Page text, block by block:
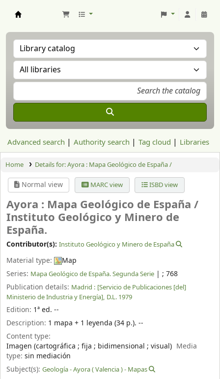
Advanced search Authority search Tag cloud Libraries
Home Details for:Ayora : Mapa Geológico de España /
Normal view MARC view ISBD view
Ayora : Mapa Geológico de España /
Instituto Geológico y Minero de
España.
Contributor(s): Instituto Geológico y Minero de España
Material type:
Map
Series: Mapa Geológico de España. Segunda Serie | ; 768
Publication details: Madrid : [Servicio de Publicaciones [del]
Ministerio de Industria y Energía], D.L. 1979
Edition: 1ª ed. --
Description: 1 mapa + 1 leyenda (34 p.). --
Content type:
Imagen (cartográfica ; fija ; bidimensional ; visual) Media
type: sin mediación
Subject(s): Geología - Ayora ( Valencia ) - Mapas